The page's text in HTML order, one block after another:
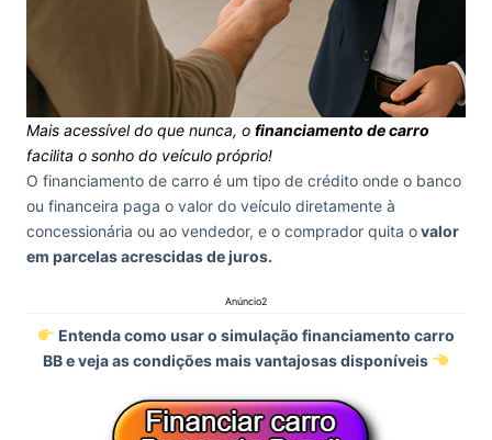
Mais acessível do que nunca, o financiamento de carro
facilita o sonho do veículo próprio!
O financiamento de carro é um tipo de crédito onde o banco
ou financeira paga o valor do veículo diretamente à
concessionária ou ao vendedor, e o comprador quita ovalor
em parcelas acrescidas de juros.
Anúncio2
Entenda como usar o simulação financiamento carro
BB e veja as condições mais vantajosas disponíveis